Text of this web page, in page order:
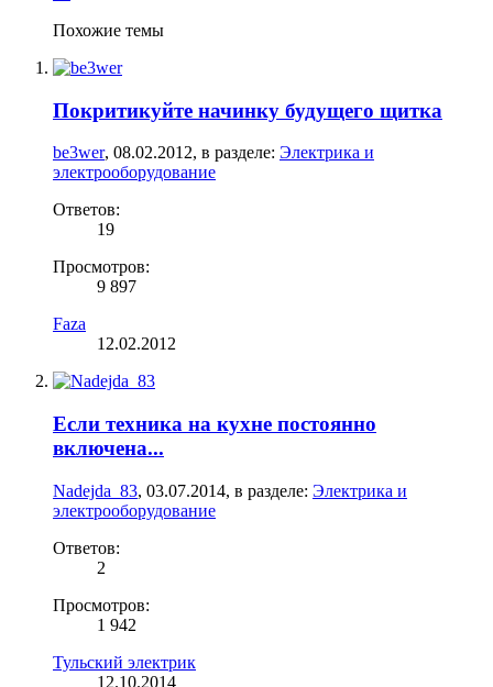
Похожие темы
Покритикуйте начинку будущего щитка
be3wer, 08.02.2012, в разделе: Электрика и
электрооборудование
Ответов:
19
Просмотров:
9 897
Faza
12.02.2012
Если техника на кухне постоянно
включена...
Nadejda_83, 03.07.2014, в разделе: Электрика и
электрооборудование
Ответов:
2
Просмотров:
1 942
Тульский электрик
12.10.2014